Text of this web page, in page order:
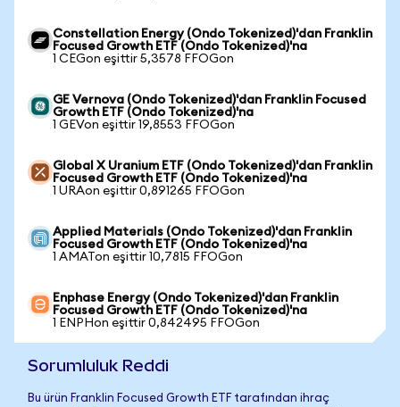
Constellation Energy (Ondo Tokenized)'dan Franklin
Focused Growth ETF (Ondo Tokenized)'na
1 CEGon eşittir 5,3578 FFOGon
GE Vernova (Ondo Tokenized)'dan Franklin Focused
Growth ETF (Ondo Tokenized)'na
1 GEVon eşittir 19,8553 FFOGon
Global X Uranium ETF (Ondo Tokenized)'dan Franklin
Focused Growth ETF (Ondo Tokenized)'na
1 URAon eşittir 0,891265 FFOGon
Applied Materials (Ondo Tokenized)'dan Franklin
Focused Growth ETF (Ondo Tokenized)'na
1 AMATon eşittir 10,7815 FFOGon
Enphase Energy (Ondo Tokenized)'dan Franklin
Focused Growth ETF (Ondo Tokenized)'na
1 ENPHon eşittir 0,842495 FFOGon
Sorumluluk Reddi
Bu ürün Franklin Focused Growth ETF tarafından ihraç